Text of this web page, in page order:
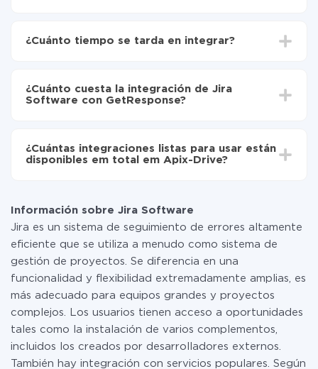
Elija qué datos transferir de Jira Software a
Ahora los datos se transferirán automáticamente
de Jira Software a GetResponse
¿Cuánto tiempo se tarda en integrar?
oscilar entre 5 y 30 minutos. En promedio, la
configuración tarda entre 10 y 15 minutos.
¿Cuánto cuesta la integración de Jira
Software con GetResponse?
tarifas. Usted solo paga por la cantidad de datos que
realmente se transfieren de uno de sus sistemas a otro
manera segura un plan de tarifa gratuita o cambiar a
uno de pago, si es necesario. Más detalles sobre
tarifas.
¿Cuántas integraciones listas para usar están
disponibles em total em Apix-Drive?
GetResponse
Información sobre Jira Software
Jira es un sistema de seguimiento de errores altamente
eficiente que se utiliza a menudo como sistema de
gestión de proyectos. Se diferencia en una
funcionalidad y flexibilidad extremadamente amplias, es
más adecuado para equipos grandes y proyectos
complejos. Los usuarios tienen acceso a oportunidades
tales como la instalación de varios complementos,
incluidos los creados por desarrolladores externos.
También hay integración con servicios populares. Según